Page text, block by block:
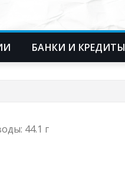
БАНКИ И КРЕДИТЫ
44.1 г